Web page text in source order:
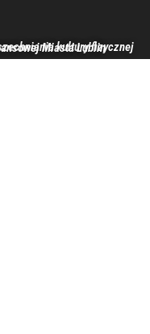
jest przy pomocy finansowej Miasta Lublin